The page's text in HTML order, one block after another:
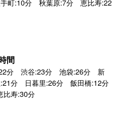
町:10分 秋葉原:7分 恵比寿:22
間
分 渋谷:23分 池袋:26分 新
分 日暮里:26分 飯田橋:12分
寿:30分